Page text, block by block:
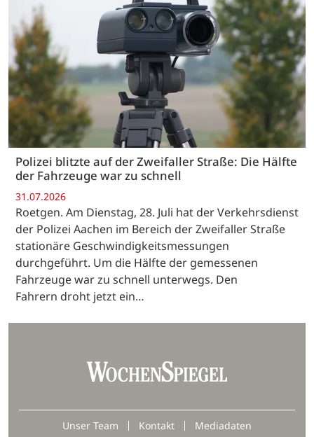
Polizei blitzte auf der Zweifaller Straße: Die Hälfte
der Fahrzeuge war zu schnell
31.07.2026
Roetgen. Am Dienstag, 28. Juli hat der Verkehrsdienst
der Polizei Aachen im Bereich der Zweifaller Straße
stationäre Geschwindigkeitsmessungen
durchgeführt. Um die Hälfte der gemessenen
Fahrzeuge war zu schnell unterwegs. Den
Fahrern droht jetzt ein…
Unser Team Kontakt Mediadaten